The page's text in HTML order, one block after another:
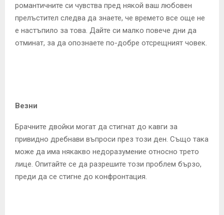
романтичните си чувства пред някой ваш любовен
прелъстител следва да знаете, че времето все още не
е настъпило за това. Дайте си малко повече дни да
отминат, за да опознаете по-добре отсрещният човек.
Везни
Брачните двойки могат да стигнат до кавги за
привидно дребнави въпроси през този ден. Също така
може да има някакво недоразумение относно трето
лице. Опитайте се да разрешите този проблем бързо,
преди да се стигне до конфронтация.